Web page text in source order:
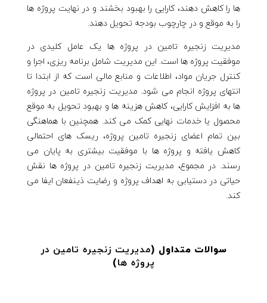
ها را کاهش دهند، کارایی را بهبود بخشند و در نهایت پروژه ها
را به موقع و در چارچوب بودجه تحویل دهند.
مدیریت زنجیره تامین در پروژه ها یک عامل کلیدی در
موفقیت پروژه ها است. این مدیریت شامل برنامه ریزی، اجرا و
کنترل جریان مواد، اطلاعات و منابع مالی است که از ابتدا تا
انتهای پروژه انجام می شود. مدیریت زنجیره تامین در پروژه
ها به افزایش کارایی، کاهش هزینه ها و بهبود تحویل به موقع
محصول یا خدمات نهایی کمک می کند. همچنین با هماهنگی
بین تمام اعضای زنجیره تامین پروژه، ریسک های احتمالی
کاهش یافته و پروژه ها با موفقیت بیشتری به پایان می
رسند. در مجموع، مدیریت زنجیره تامین در پروژه ها نقش
حیاتی در دستیابی به اهداف پروژه و رضایت ذینفعان ایفا می
کند.
سوالات متداول (مدیریت زنجیره تامین در
پروژه ها)